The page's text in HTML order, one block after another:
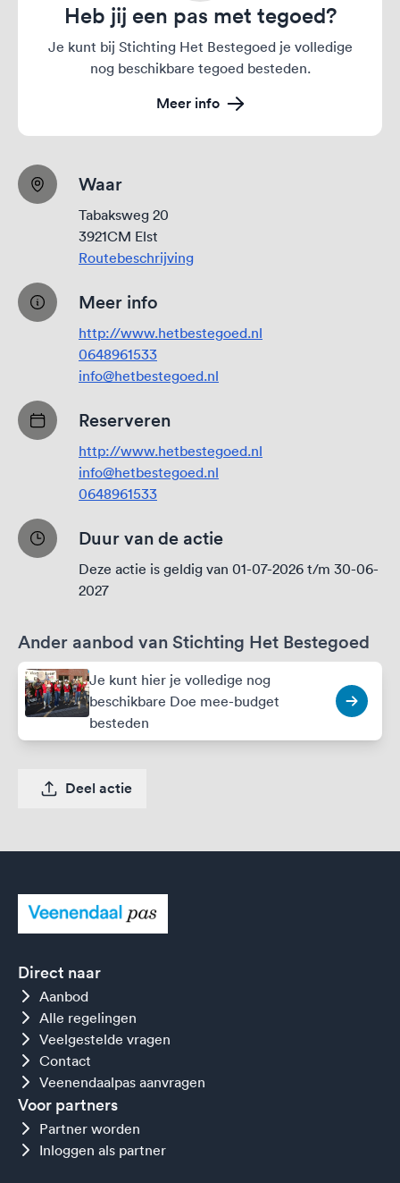
Heb jij een pas met tegoed?
Je kunt bij Stichting Het Bestegoed je volledige
nog beschikbare tegoed besteden.
Meer info
Waar
Tabaksweg 20
3921CM Elst
Routebeschrijving
Meer info
http://www.hetbestegoed.nl
0648961533
info@hetbestegoed.nl
Reserveren
http://www.hetbestegoed.nl
info@hetbestegoed.nl
0648961533
Duur van de actie
Deze actie is geldig van 01-07-2026 t/m 30-06-
2027
Ander aanbod van Stichting Het Bestegoed
Je kunt hier je volledige nog
beschikbare Doe mee-budget
besteden
Deel actie
Direct naar
Aanbod
Alle regelingen
Veelgestelde vragen
Contact
Veenendaalpas aanvragen
Voor partners
Partner worden
Inloggen als partner